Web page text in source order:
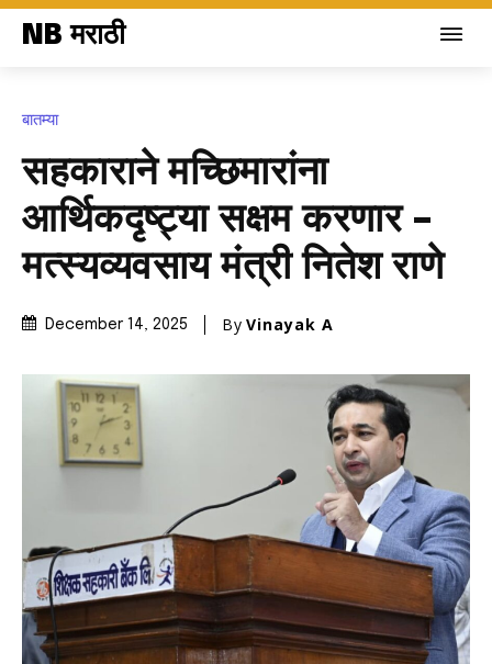
NB मराठी
बातम्या
सहकाराने मच्छिमारांना
आर्थिकदृष्ट्या सक्षम करणार –
मत्स्यव्यवसाय मंत्री नितेश राणे
December 14, 2025 By Vinayak A